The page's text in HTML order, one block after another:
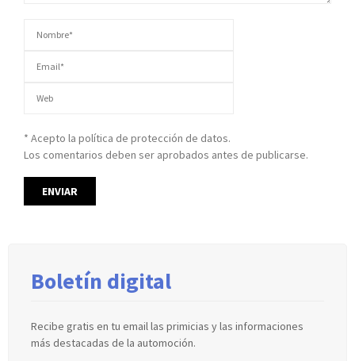
* Acepto la política de protección de datos.
Los comentarios deben ser aprobados antes de publicarse.
Boletín digital
Recibe gratis en tu email las primicias y las informaciones
más destacadas de la automoción.